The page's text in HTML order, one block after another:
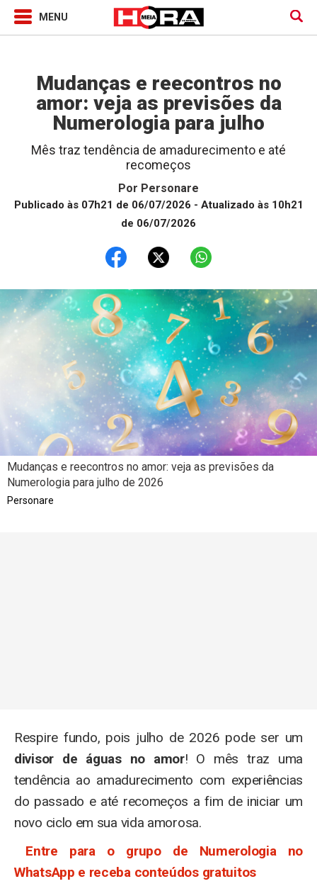
Mudanças e reecontros no
amor: veja as previsões da
Numerologia para julho
Mês traz tendência de amadurecimento e até
recomeços
Por Personare
Publicado às 07h21 de 06/07/2026 - Atualizado às 10h21
de 06/07/2026
Mudanças e reecontros no amor: veja as previsões da
Numerologia para julho de 2026
Personare
Respire fundo, pois julho de 2026 pode ser um
divisor de águas no amor! O mês traz uma
tendência ao amadurecimento com experiências
do passado e até recomeços a fim de iniciar um
novo ciclo em sua vida amorosa.
Entre para o grupo de Numerologia no
WhatsApp e receba conteúdos gratuitos